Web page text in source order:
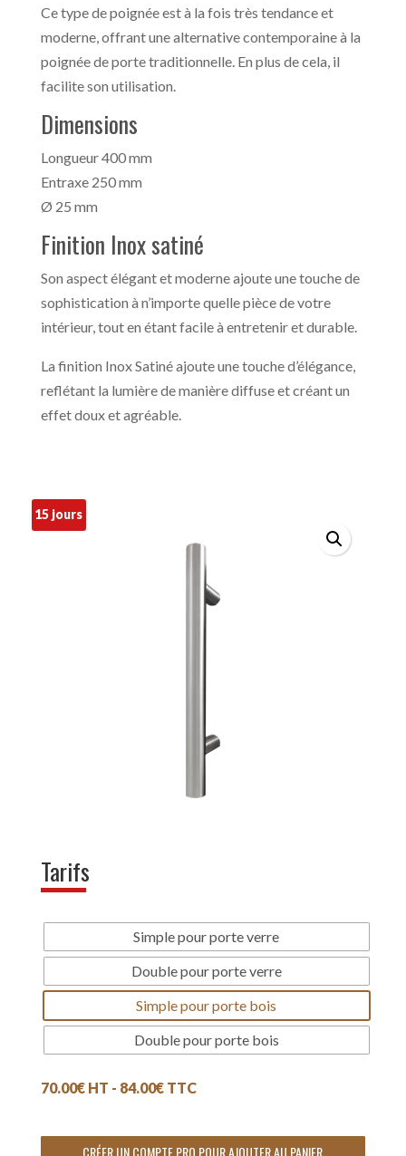
Ce type de poignée est à la fois très tendance et
moderne, offrant une alternative contemporaine à la
poignée de porte traditionnelle. En plus de cela, il
facilite son utilisation.
Dimensions
Longueur 400 mm
Entraxe 250 mm
Ø 25 mm
Finition Inox satiné
Son aspect élégant et moderne ajoute une touche de
sophistication à n’importe quelle pièce de votre
intérieur, tout en étant facile à entretenir et durable.
La finition Inox Satiné ajoute une touche d’élégance,
reflétant la lumière de manière diffuse et créant un
effet doux et agréable.
15 jours
Tarifs
Simple pour porte verre
Double pour porte verre
Simple pour porte bois
Double pour porte bois
70.00€ HT - 84.00€TTC
CRÉER UN COMPTE PRO POUR AJOUTER AU PANIER